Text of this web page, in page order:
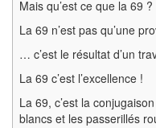
Mais qu’est ce que la 69 ?
La 69 n’est pas qu’une
… c’est le résultat d’un
La 69 c’est l’excellence !
La 69, c’est la
blancs et les passerillés